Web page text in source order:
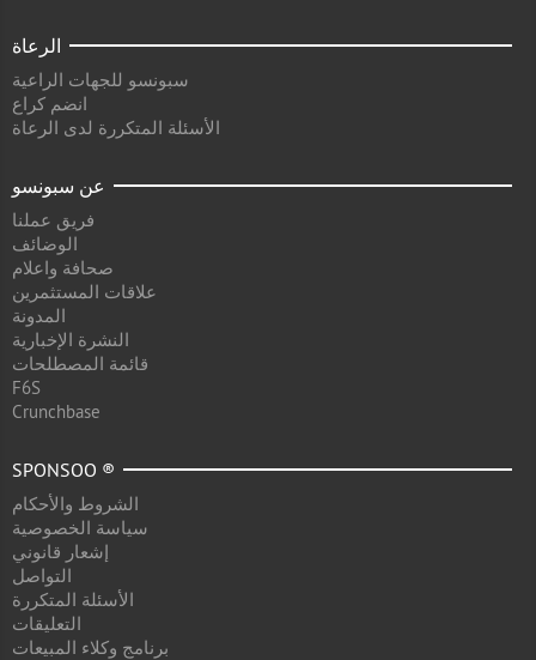
الرعاة
سبونسو للجهات الراعية
انضم كراع
الأسئلة المتكررة لدى الرعاة
عن سبونسو
فريق عملنا
الوضائف
صحافة واعلام
علاقات المستثمرين
المدونة
النشرة الإخبارية
قائمة المصطلحات
F6S
Crunchbase
SPONSOO ®
الشروط والأحكام
سياسة الخصوصية
إشعار قانوني
التواصل
الأسئلة المتكررة
التعليقات
برنامج وكلاء المبيعات